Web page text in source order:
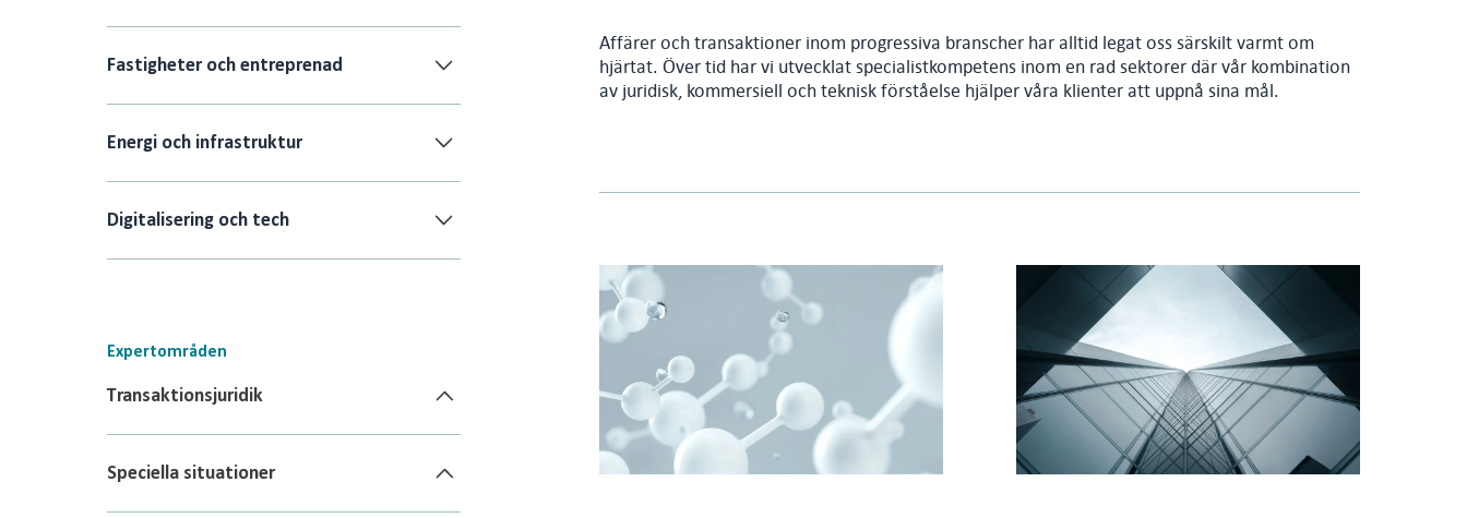
Fastigheter och entreprenad
Energi och infrastruktur
Digitalisering och tech
Expertområden
Transaktionsjuridik
Speciella situationer
Affärer och transaktioner inom progressiva branscher har alltid legat oss särskilt varmt om
hjärtat. Över tid har vi utvecklat specialistkompetens inom en rad sektorer där vår kombination
av juridisk, kommersiell och teknisk förståelse hjälper våra klienter att uppnå sina mål.